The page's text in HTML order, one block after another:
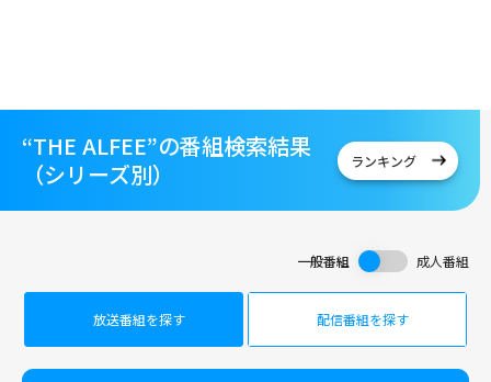
“THE ALFEE”の番組検索結果
（シリーズ別）
ランキング
一般番組 成人番組
放送番組を探す 配信番組を探す